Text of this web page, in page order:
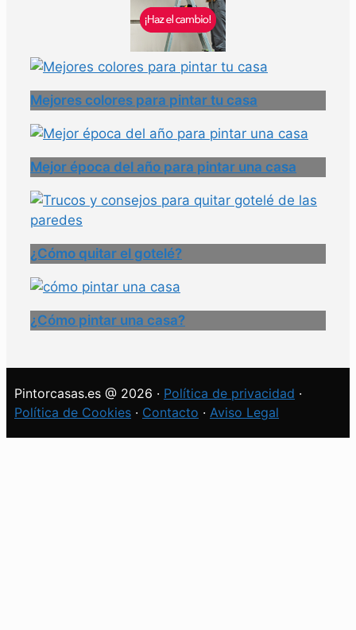
Mejores colores para pintar tu casa
Mejor época del año para pintar una casa
¿Cómo quitar el gotelé?
¿Cómo pintar una casa?
Pintorcasas.es @ 2026 · Política de privacidad ·
Política de Cookies · Contacto · Aviso Legal